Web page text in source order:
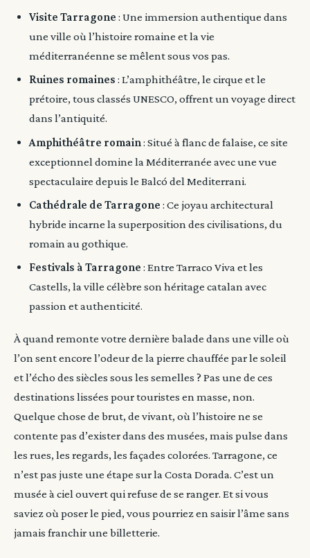
Visite Tarragone : Une immersion authentique dans
une ville où l’histoire romaine et la vie
méditerranéenne se mêlent sous vos pas.
Ruines romaines : L’amphithéâtre, le cirque et le
prétoire, tous classés UNESCO, offrent un voyage direct
dans l’antiquité.
Amphithéâtre romain : Situé à flanc de falaise, ce site
exceptionnel domine la Méditerranée avec une vue
spectaculaire depuis le Balcó del Mediterrani.
Cathédrale de Tarragone : Ce joyau architectural
hybride incarne la superposition des civilisations, du
romain au gothique.
Festivals à Tarragone : Entre Tarraco Viva et les
Castells, la ville célèbre son héritage catalan avec
passion et authenticité.
À quand remonte votre dernière balade dans une ville où
l’on sent encore l’odeur de la pierre chauffée par le soleil
et l’écho des siècles sous les semelles ? Pas une de ces
destinations lissées pour touristes en masse, non.
Quelque chose de brut, de vivant, où l’histoire ne se
contente pas d’exister dans des musées, mais pulse dans
les rues, les regards, les façades colorées. Tarragone, ce
n’est pas juste une étape sur la Costa Dorada. C’est un
musée à ciel ouvert qui refuse de se ranger. Et si vous
saviez où poser le pied, vous pourriez en saisir l’âme sans
jamais franchir une billetterie.